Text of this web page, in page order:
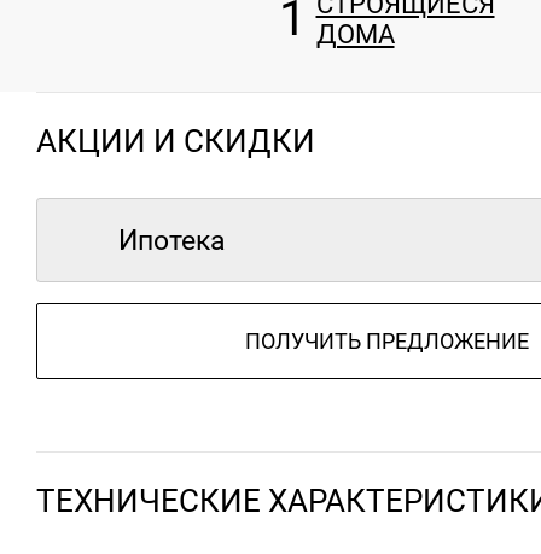
1
ДОМА
АКЦИИ И СКИДКИ
Ипотека
ПОЛУЧИТЬ ПРЕДЛОЖЕНИЕ
ТЕХНИЧЕСКИЕ